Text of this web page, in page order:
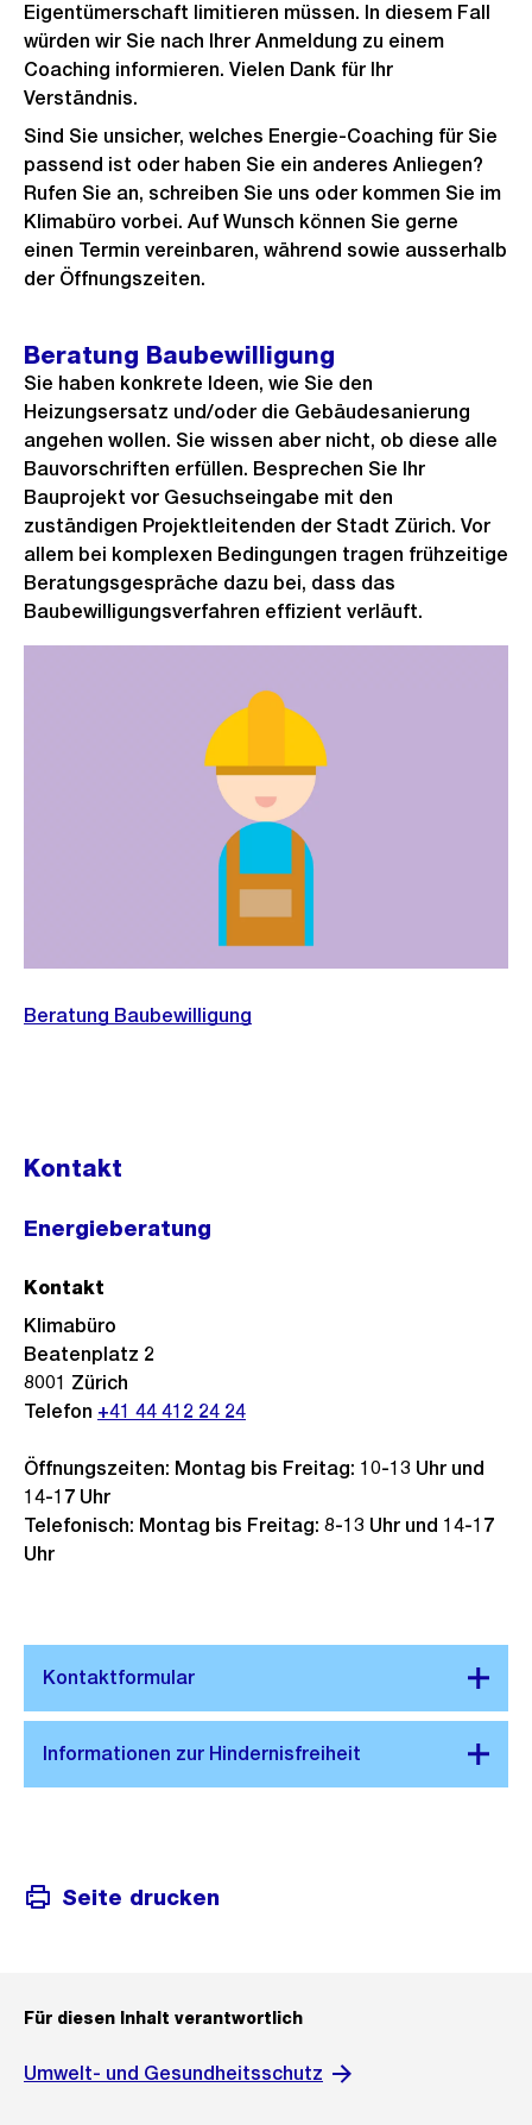
Eigentümerschaft limitieren müssen. In diesem Fall
würden wir Sie nach Ihrer Anmeldung zu einem
Coaching informieren. Vielen Dank für Ihr
Verständnis.
Sind Sie unsicher, welches Energie-Coaching für Sie
passend ist oder haben Sie ein anderes Anliegen?
Rufen Sie an, schreiben Sie uns oder kommen Sie im
Klimabüro vorbei. Auf Wunsch können Sie gerne
einen Termin vereinbaren, während sowie ausserhalb
der Öffnungszeiten.
Beratung Baubewilligung
Sie haben konkrete Ideen, wie Sie den
Heizungsersatz und/oder die Gebäudesanierung
angehen wollen. Sie wissen aber nicht, ob diese alle
Bauvorschriften erfüllen. Besprechen Sie Ihr
Bauprojekt vor Gesuchseingabe mit den
zuständigen Projektleitenden der Stadt Zürich. Vor
allem bei komplexen Bedingungen tragen frühzeitige
Beratungsgespräche dazu bei, dass das
Baubewilligungsverfahren effizient verläuft.
Beratung Baubewilligung
Kontakt
Energieberatung
Öffnungszeiten: Montag bis Freitag: 10-13 Uhr und
14-17 Uhr
Telefonisch: Montag bis Freitag: 8-13 Uhr und 14-17
Uhr
Kontakt
Klimabüro
Beatenplatz 2
8001 Zürich
Telefon +41 44 412 24 24
Seite drucken
Für diesen Inhalt verantwortlich
Umwelt- und Gesundheitsschutz